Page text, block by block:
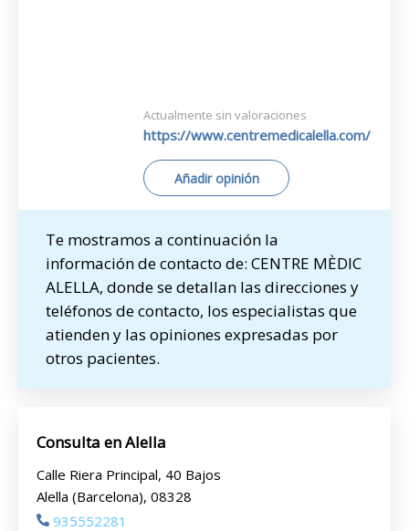
Actualmente sin valoraciones
https://www.centremedicalella.com/
Añadir opinión
Te mostramos a continuación la
información de contacto de: CENTRE MÈDIC
ALELLA, donde se detallan las direcciones y
teléfonos de contacto, los especialistas que
atienden y las opiniones expresadas por
otros pacientes.
Consulta en Alella
Calle Riera Principal, 40 Bajos
Alella (Barcelona), 08328
935552281